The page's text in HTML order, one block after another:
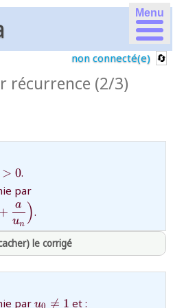
Menu
non connecté(e)
récurrence (2/3)
> 0.
par
a{u_n}\Big)}
+
un
a ).
le corrigé
sur mathprepa
par{u_0\ne1}
u 
= 1 et :